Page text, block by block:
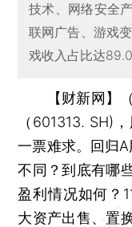
技术、网络安全
联网广告、游戏
戏收入占比达
【财新网】
（601313. SH)
一票难求。回归
不同？到底有哪
盈利情况如何？
大资产出售、置